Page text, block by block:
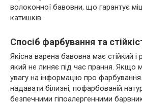
волоконної бавовни, що гарантує
катишків.
Спосіб фарбування та
Якісна варена бавовна має стійкий і
який не линяє під час прання. Якщо
увагу на інформацію про
надавати білизні, пофарбованій
безпечними гіпоалергенними